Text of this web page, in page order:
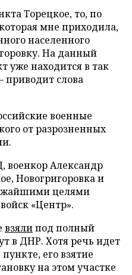
Торецкое, то, по
мне приходила,
населенного
На данный
уже находится в так
приводит слова
военные
от разрозненных
военкор Александр
Новогригоровка и
целями
«Центр».
взялипод полный
в ДНР. Хотя речь идет
его взятие
на этом участке